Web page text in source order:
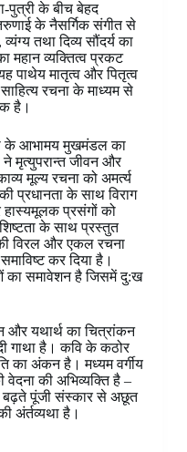
पुत्री के बीच बेहद
के नैसर्गिक संगीत से
तथा दिव्य सौंदर्य का
महान व्यक्तित्व प्रकट
पाथेय मातृत्व और पितृत्व
रचना के माध्यम से
है।
के आभामय मुखमंडल का
मृत्युपरान्त जीवन और
मूल्य रचना को अमर्त्य
प्रधानता के साथ विराग
हास्यमूलक प्रसंगों को
के साथ प्रस्तुत
विरल और एकल रचना
कर दिया है।
का समावेशन है जिसमें दु:ख
और यथार्थ का चित्रांकन
गाथा है। कवि के कठोर
का अंकन है। मध्यम वर्गीय
वेदना की अभिव्यक्ति है –
बढ़ते पूंजी संस्कार से अछूत
अंर्तव्यथा है।